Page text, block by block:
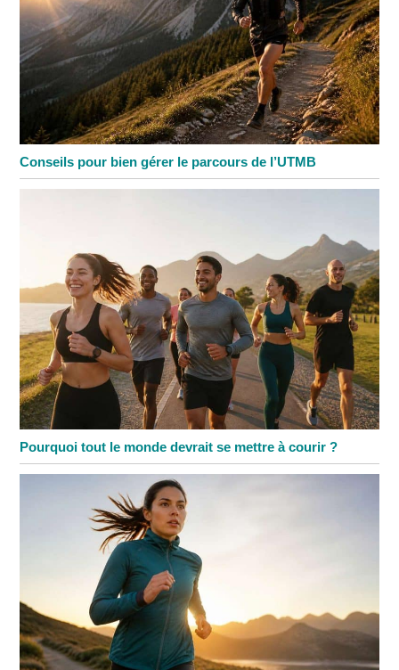
Conseils pour bien gérer le parcours de l’UTMB
Pourquoi tout le monde devrait se mettre à courir ?